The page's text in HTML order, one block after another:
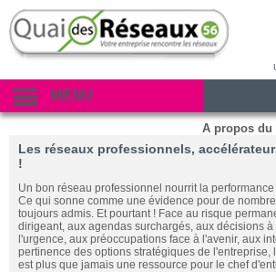
MENU
A propos du
Les réseaux professionnels, accélérateurs de performance
!
Un bon réseau professionnel nourrit la
Ce qui sonne comme une évidence pour de
toujours admis. Et pourtant ! Face au risque
dirigeant, aux agendas surchargés, aux décisions
l'urgence, aux préoccupations face à l'avenir, aux
pertinence des options stratégiques de l'entreprise,
est plus que jamais une ressource pour le chef